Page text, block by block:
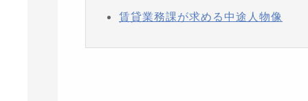
賃貸業務課が求める中途人物像